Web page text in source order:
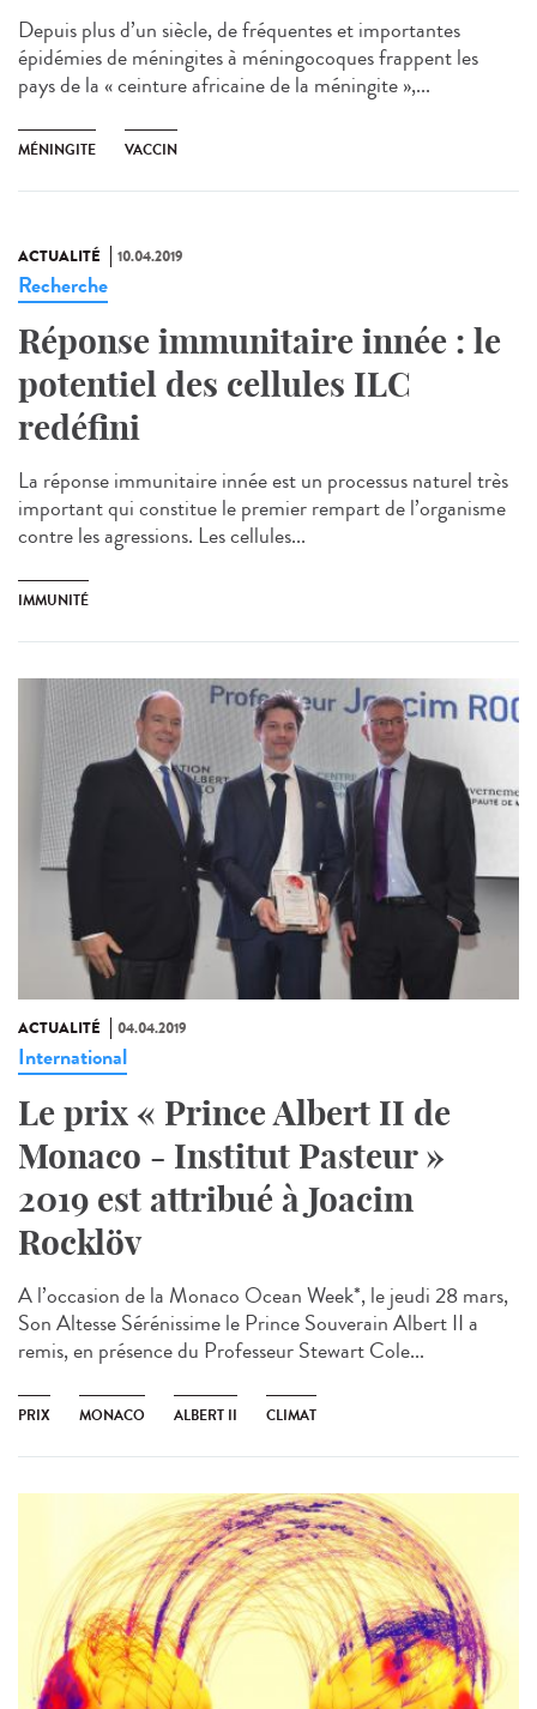
Depuis plus d’un siècle, de fréquentes et importantes
épidémies de méningites à méningocoques frappent les
pays de la « ceinture africaine de la méningite »,...
MÉNINGITE VACCIN
ACTUALITÉ 10.04.2019
Recherche
Réponse immunitaire innée : le
potentiel des cellules ILC
redéfini
La réponse immunitaire innée est un processus naturel très
important qui constitue le premier rempart de l’organisme
contre les agressions. Les cellules...
IMMUNITÉ
ACTUALITÉ 04.04.2019
International
Le prix « Prince Albert II de
Monaco - Institut Pasteur »
2019 est attribué à Joacim
Rocklöv
A l’occasion de la Monaco Ocean Week*, le jeudi 28 mars,
Son Altesse Sérénissime le Prince Souverain Albert II a
remis, en présence du Professeur Stewart Cole...
PRIX MONACO ALBERT II CLIMAT